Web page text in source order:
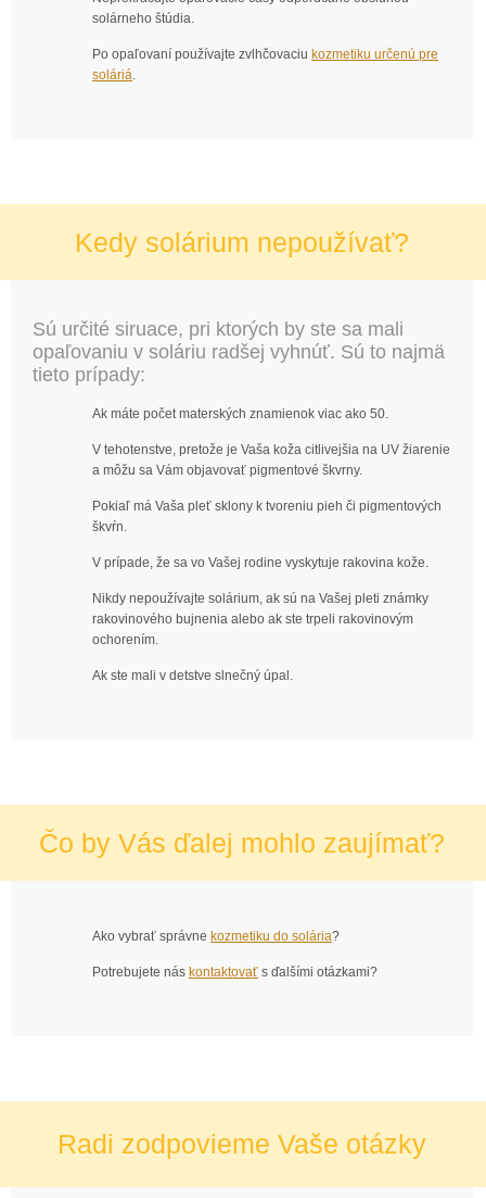
solárneho štúdia.
Po opaľovaní používajte zvlhčovaciu kozmetiku určenú pre
soláriá.
Kedy solárium nepoužívať?
Sú určité siruace, pri ktorých by ste sa mali
opaľovaniu v soláriu radšej vyhnúť. Sú to najmä
tieto prípady:
Ak máte počet materských znamienok viac ako 50.
V tehotenstve, pretože je Vaša koža citlivejšia na UV žiarenie
a môžu sa Vám objavovať pigmentové škvrny.
Pokiaľ má Vaša pleť sklony k tvoreniu pieh či pigmentových
škvŕn.
V prípade, že sa vo Vašej rodine vyskytuje rakovina kože.
Nikdy nepoužívajte solárium, ak sú na Vašej pleti známky
rakovinového bujnenia alebo ak ste trpeli rakovinovým
ochorením.
Ak ste mali v detstve slnečný úpal.
Čo by Vás ďalej mohlo zaujímať?
Ako vybrať správne kozmetiku do solária?
Potrebujete nás kontaktovať s ďalšími otázkami?
Radi zodpovieme Vaše otázky